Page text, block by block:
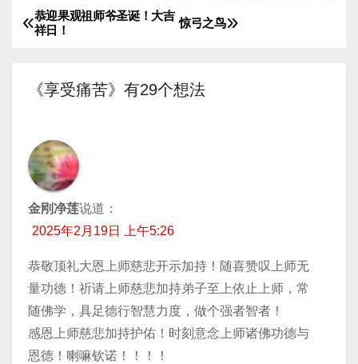
放
文
导
惊弓之鸟
恭迎果观祖师爷圣诞！大吉
祥日！
《享受痛苦》有29个想法
金刚净莲说道：
2025年2月19日 上午5:26
恭敬顶礼大恩上师慈悲开示加持！随喜赞叹上师无
量功德！祈请上师慈悲加持弟子至上依止上师，常
随佛学，具足德行智慧力度，做个强者智者！
感恩上师慈悲加持护佑！时刻意念上师诸佛功德与
恩德！喇嘛钦诺！！！！